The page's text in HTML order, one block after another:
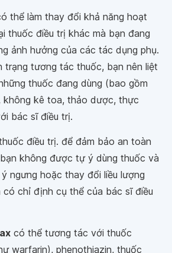
thể làm thay đổi khả năng hoạt
thuốc điều trị khác mà bạn đang
ảnh hưởng của các tác dụng phụ.
trạng tương tác thuốc, bạn nên liệt
thuốc đang dùng (bao gồm
kê toa, thảo dược, thực
bác sĩ điều trị.
điều trị. để đảm bảo an toàn
không được tự ý dùng thuốc và
ngưng hoặc thay đổi liều lượng
có chỉ định cụ thể của bác sĩ điều
có thể tương tác với thuốc
warfarin), phenothiazin, thuốc